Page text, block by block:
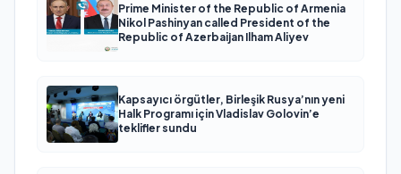
Prime Minister of the Republic of Armenia
Nikol Pashinyan called President of the
Republic of Azerbaijan Ilham Aliyev
Kapsayıcı örgütler, Birleşik Rusya’nın yeni
Halk Programı için Vladislav Golovin’e
teklifler sundu